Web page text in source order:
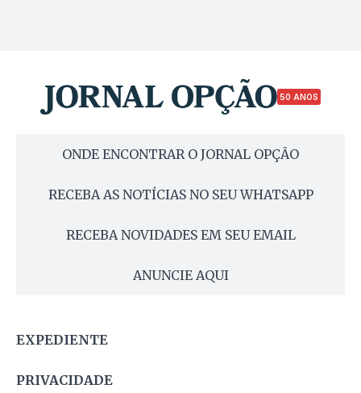
50 ANOS
ONDE ENCONTRAR O JORNAL OPÇÃO
RECEBA AS NOTÍCIAS NO SEU WHATSAPP
RECEBA NOVIDADES EM SEU EMAIL
ANUNCIE AQUI
EXPEDIENTE
PRIVACIDADE